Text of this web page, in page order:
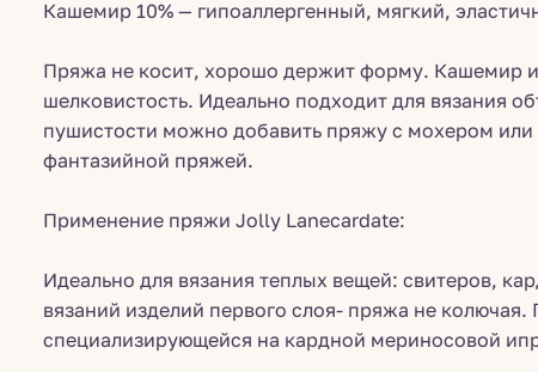
Кашемир 10% — гипоаллергенный, мягкий,
Пряжа не косит, хорошо держит форму. Кашемир и
шелковистость. Идеально подходит для вязания
пушистости можно добавить пряжу с мохером или
фантазийной пряжей.
Применение пряжи Jolly Lanecardate:
Идеально для вязания теплых вещей: свитеров,
вязаний изделий первого слоя- пряжа не
специализирующейся на кардной мериносовой